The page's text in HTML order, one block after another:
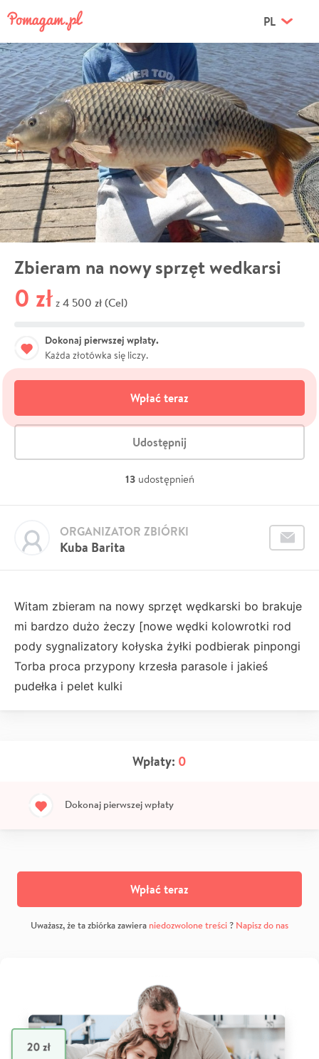
PL
Zbieram na nowy sprzęt wedkarsi
0 zł z 4 500 zł (Cel)
Dokonaj pierwszej wpłaty.
Każda złotówka się liczy.
Wpłać teraz
Udostępnij
13 udostępnień
Kuba Barita
ORGANIZATOR ZBIÓRKI
Witam zbieram na nowy sprzęt wędkarski bo brakuje
mi bardzo dużo żeczy [nowe wędki kolowrotki rod
pody sygnalizatory kołyska żyłki podbierak pinpongi
Torba proca przypony krzesła parasole i jakieś
pudełka i pelet kulki
Wpłaty: 0
Dokonaj pierwszej wpłaty
Wpłać teraz
Uważasz, że ta zbiórka zawiera niedozwolone treści? Napisz do nas